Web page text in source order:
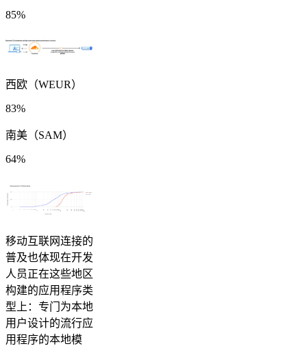
85%
西欧（WEUR）
83%
南美（SAM）
64%
移动互联网连接的
普及也体现在开发
人员正在这些地区
构建的应用程序类
型上：专门为本地
用户设计的流行应
用程序的本地模